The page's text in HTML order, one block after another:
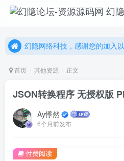
幻隐网络科技，感谢您的加入
幻隐网络科技，感谢您的加入
首页 其他资源 正文
JSON转换程序 无授权版
Ay悸然
6个月前发布
付费阅读